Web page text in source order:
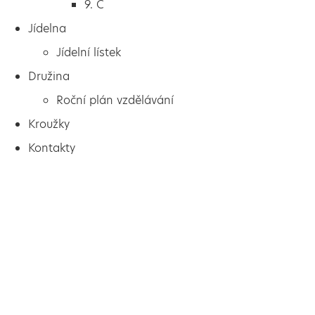
9. C
Jídelna
Jídelní lístek
Družina
Roční plán vzdělávání
Kroužky
Kontakty